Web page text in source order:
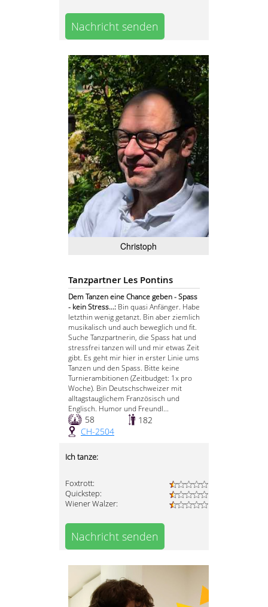
Nachricht senden
Christoph
Tanzpartner Les Pontins
Dem Tanzen eine Chance geben - Spass
- kein Stress...: Bin quasi Anfänger. Habe
letzthin wenig getanzt. Bin aber ziemlich
musikalisch und auch beweglich und fit.
Suche Tanzpartnerin, die Spass hat und
stressfrei tanzen will und mir etwas Zeit
gibt. Es geht mir hier in erster Linie ums
Tanzen und den Spass. Bitte keine
Turnierambitionen (Zeitbudget: 1x pro
Woche). Bin Deutschschweizer mit
alltagstauglichem Französisch und
Englisch. Humor und Freundl...
58
182
CH-2504
Ich tanze:
Foxtrott:
Quickstep:
Wiener Walzer:
Nachricht senden